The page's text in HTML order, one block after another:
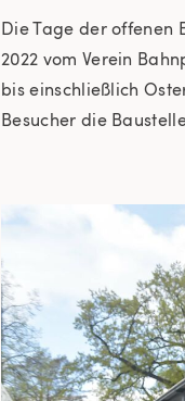
Die Tage der offenen
2022 vom Verein
bis einschließlich
Besucher die